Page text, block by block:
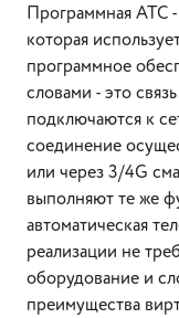
Программная АТС -
которая
программное
словами - это
подключаются к
соединение
или через 3/4G
выполняют те же
автоматическая
реализации не
оборудование и
преимущества